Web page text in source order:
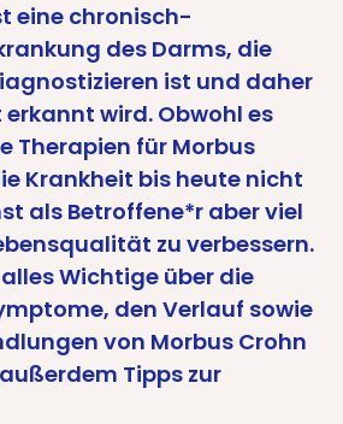
eine chronisch-
des Darms, die
ist und daher
wird. Obwohl es
Therapien für Morbus
Krankheit bis heute nicht
als Betroffene*r aber viel
zu verbessern.
Wichtige über die
den Verlauf sowie
von Morbus Crohn
Tipps zur